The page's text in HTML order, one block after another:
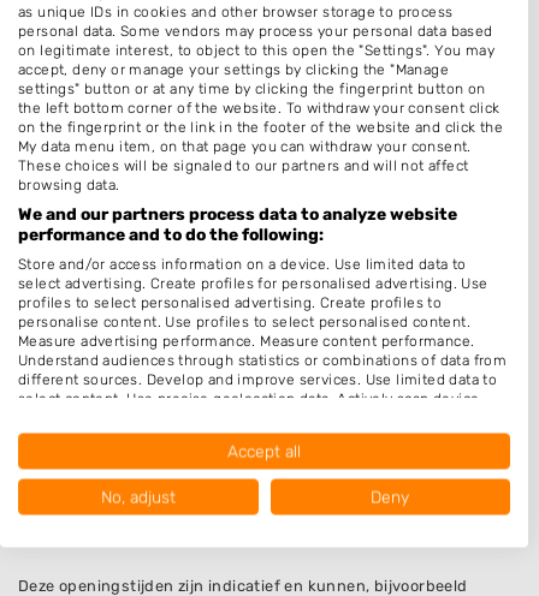
Thuiskapper
Epileren
Keratine behandeling
Make-up & Visagie
Schoonheidssalon
Pruiken
Openingstijden
Maandag
Gesloten
Dinsdag
9:00 -
Woensdag
9:00 - 18:00
Deze openingstijden zijn indicatief en kunnen, bijvoorbeeld
as unique IDs in cookies and other browser storage to process
personal data. Some vendors may process your personal data based
on legitimate interest, to object to this open the "Settings". You may
accept, deny or manage your settings by clicking the "Manage
settings" button or at any time by clicking the fingerprint button on
the left bottom corner of the website. To withdraw your consent click
on the fingerprint or the link in the footer of the website and click the
My data menu item, on that page you can withdraw your consent.
These choices will be signaled to our partners and will not affect
browsing data.
We and our partners process data to analyze website
performance and to do the following:
Store and/or access information on a device. Use limited data to
select advertising. Create profiles for personalised advertising. Use
profiles to select personalised advertising. Create profiles to
personalise content. Use profiles to select personalised content.
Measure advertising performance. Measure content performance.
Understand audiences through statistics or combinations of data from
different sources. Develop and improve services. Use limited data to
select content. Use precise geolocation data. Actively scan device
Data may be shared outside of the European Union and send to the
Your consent and the cookie policy applies solely to this website/app.
View Partner List (1016 IAB Vendors)
We use your data for the following purposes:
Accept all
No, adjust Deny